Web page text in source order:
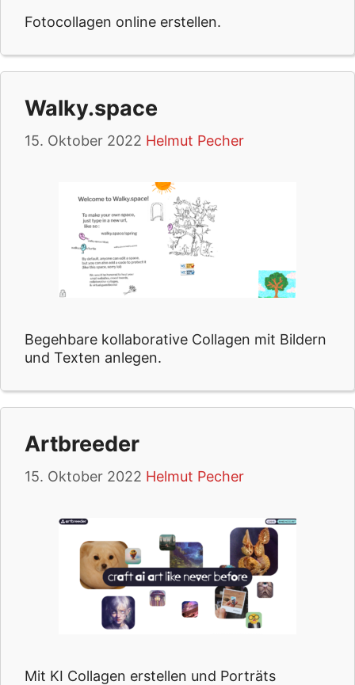
Fotocollagen online erstellen.
Walky.space
15. Oktober 2022 Helmut Pecher
Begehbare kollaborative Collagen mit Bildern
und Texten anlegen.
Artbreeder
15. Oktober 2022 Helmut Pecher
Mit KI Collagen erstellen und Porträts